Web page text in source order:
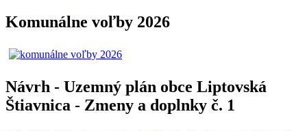
Komunálne voľby 2026
Návrh - Uzemný plán obce Liptovská
Štiavnica - Zmeny a doplnky č. 1